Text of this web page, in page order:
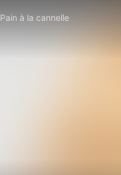
Pain à la cannelle